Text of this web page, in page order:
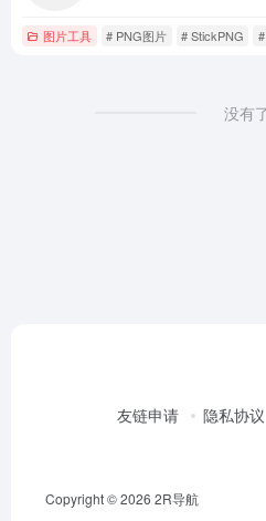
图片工具 # PNG图片 # StickPNG
没有
友链申请 隐私协议
Copyright © 2026 2R导航